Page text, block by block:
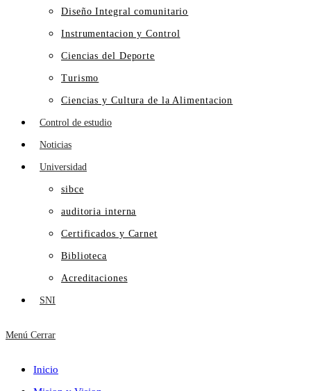
Diseño Integral comunitario
Instrumentacion y Control
Ciencias del Deporte
Turismo
Ciencias y Cultura de la Alimentacion
Control de estudio
Noticias
Universidad
sibce
auditoria interna
Certificados y Carnet
Biblioteca
Acreditaciones
SNI
Menú Cerrar
Inicio